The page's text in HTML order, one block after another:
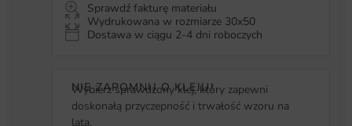
Sprawdź fakturę materiału
Wydrukowana w rozmiarze 30x50
Dostawa w ciągu 2-4 dni roboczych
NIE ZAPOMNIJ O KLEJU!
Wybierz sprawdzony klej, który zapewni
doskonałą przyczepność i trwałość wzoru na
lata.